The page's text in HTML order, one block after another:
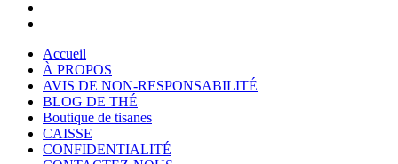
Accueil
À PROPOS
AVIS DE NON-RESPONSABILITÉ
BLOG DE THÉ
Boutique de tisanes
CAISSE
CONFIDENTIALITÉ